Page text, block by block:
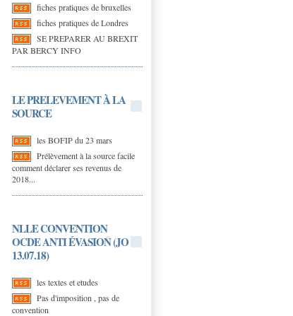
fiches pratiques de bruxelles
fiches pratiques de Londres
SE PREPARER AU BREXIT
PAR BERCY INFO
LE PRELEVEMENT À LA
SOURCE
les BOFIP du 23 mars
Prélèvement à la source facile
comment déclarer ses revenus de
2018...
NLLE CONVENTION
OCDE ANTI ÉVASION (JO
13.07.18)
les textes et etudes
Pas d'imposition , pas de
convention